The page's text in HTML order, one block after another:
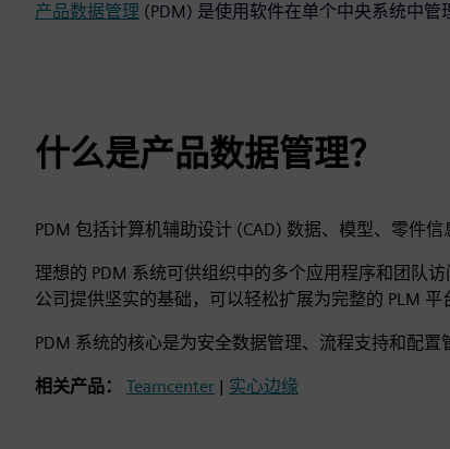
产品数据管理 (PDM) 是使用软件在单个中央系统中管
什么是产品数据管理？
PDM 包括计算机辅助设计 (CAD) 数据、模型、零件
理想的 PDM 系统可供组织中的多个应用程序和团队
公司提供坚实的基础，可以轻松扩展为完整的 PLM 平
PDM 系统的核心是为安全数据管理、流程支持和配置
相关产品： Teamcenter | 实心边缘